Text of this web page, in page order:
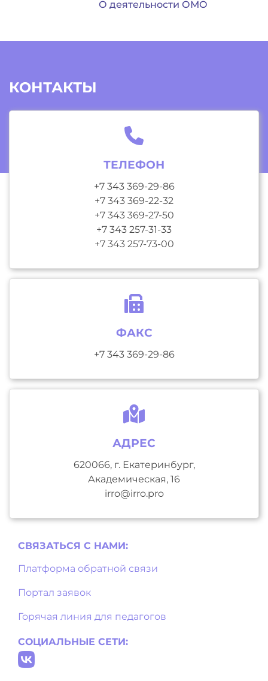
О деятельности ОМО
КОНТАКТЫ
ТЕЛЕФОН
+7 343 369-29-86
+7 343 369-22-32
+7 343 369-27-50
+7 343 257-31-33
+7 343 257-73-00
ФАКС
+7 343 369-29-86
АДРЕС
620066, г. Екатеринбург,
Академическая, 16
irro@irro.pro
СВЯЗАТЬСЯ С НAМИ:
Платформа обратной связи
Портал заявок
Горячая линия для педагогов
СОЦИАЛЬНЫЕ СЕТИ: